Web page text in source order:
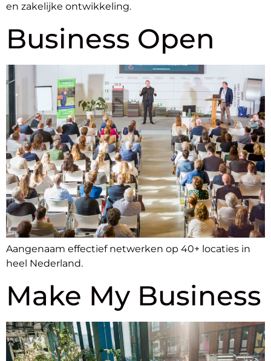
en zakelijke ontwikkeling.
Business Open
Aangenaam effectief netwerken op 40+ locaties in
heel Nederland.
Make My Business